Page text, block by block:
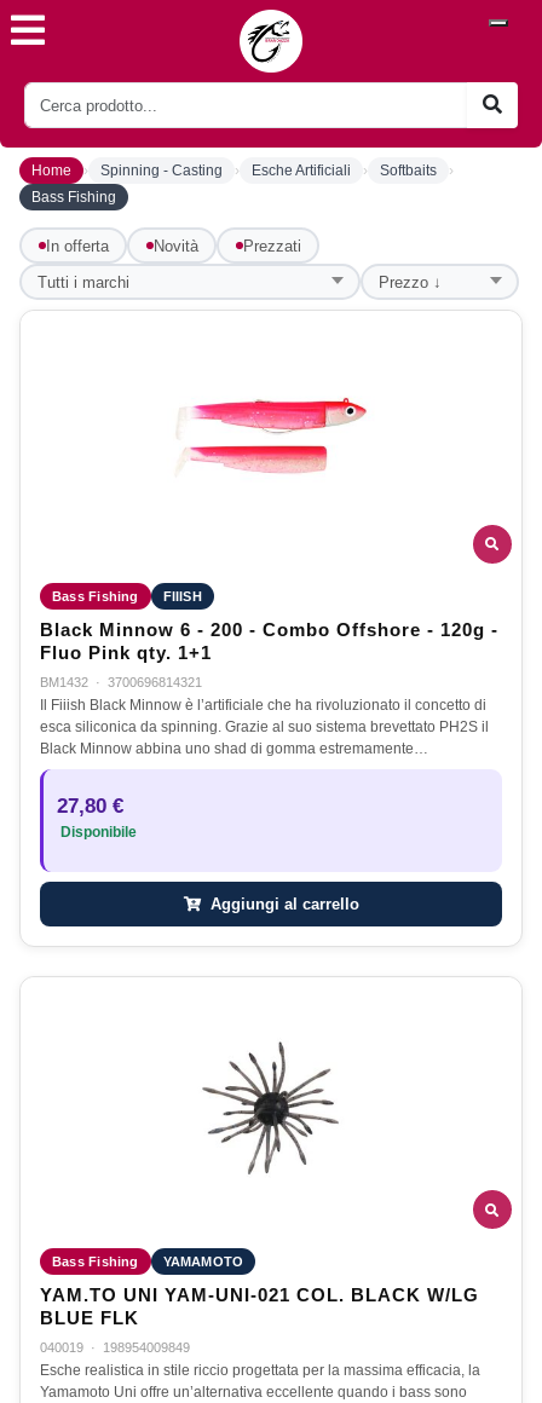
Home › Spinning - Casting › Esche Artificiali › Softbaits ›
Bass Fishing
In offerta Novità Prezzati
Bass Fishing FIIISH
Black Minnow 6 - 200 - Combo Offshore - 120g -
Fluo Pink qty. 1+1
BM1432 · 3700696814321
Il Fiiish Black Minnow è l’artificiale che ha rivoluzionato il concetto di
esca siliconica da spinning. Grazie al suo sistema brevettato PH2S il
Black Minnow abbina uno shad di gomma estremamente…
27,80 €
Disponibile
Aggiungi al carrello
Bass Fishing YAMAMOTO
YAM.TO UNI YAM-UNI-021 COL. BLACK W/LG
BLUE FLK
040019 · 198954009849
Esche realistica in stile riccio progettata per la massima efficacia, la
Yamamoto Uni offre un’alternativa eccellente quando i bass sono